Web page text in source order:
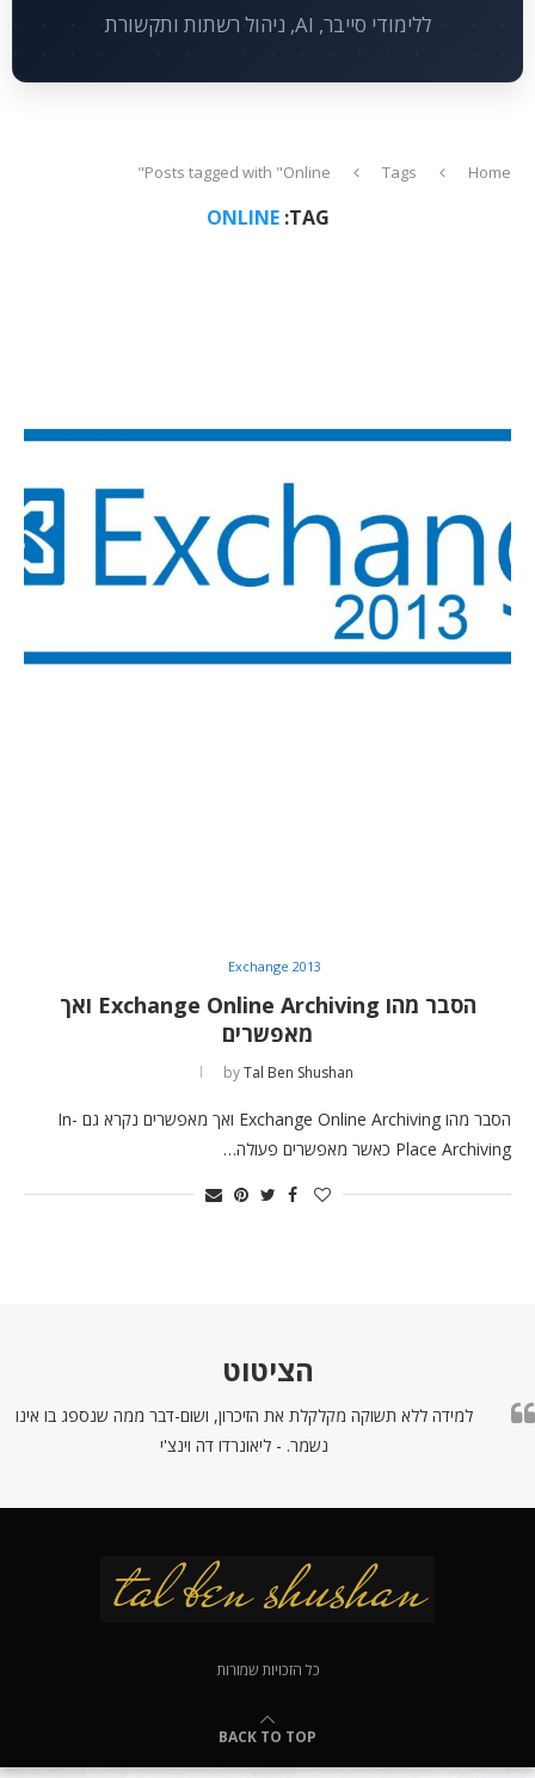
ללימודי סייבר, AI, ניהול רשתות ותקשורת
Home
Tags
Posts tagged with "Online"
TAG:
ONLINE
Exchange 2013
הסבר מהו Exchange Online Archiving ואך
מאפשרים
byTal Ben Shushan
הסבר מהו Exchange Online Archiving ואך מאפשרים נקרא גם In-
Place Archiving כאשר מאפשרים פעולה…
הציטוט
למידה ללא תשוקה מקלקלת את הזיכרון, ושום-דבר ממה שנספג בו אינו
נשמר. - ליאונרדו דה וינצ'י
כל הזכויות שמורות
BACK TO TOP